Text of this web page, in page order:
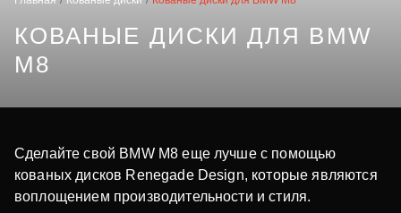
КОВАНЫЕ ДИСКИ ДЛЯ BMW
M8
Сделайте свой BMW M8 еще лучше с помощью
кованых дисков Renegade Design, которые являются
воплощением производительности и стиля.